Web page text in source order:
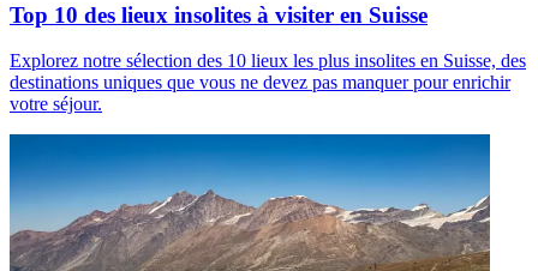
Top 10 des lieux insolites à visiter en Suisse
Explorez notre sélection des 10 lieux les plus insolites en Suisse, des
destinations uniques que vous ne devez pas manquer pour enrichir
votre séjour.